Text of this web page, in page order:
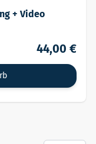
+ Video
44,00 €